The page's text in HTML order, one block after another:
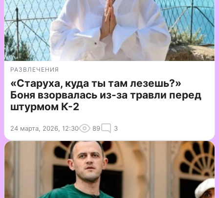
РАЗВЛЕЧЕНИЯ
«Старуха, куда ты там лезешь?»
Боня взорвалась из-за травли перед
штурмом К-2
24 марта, 2026, 12:30 89 3